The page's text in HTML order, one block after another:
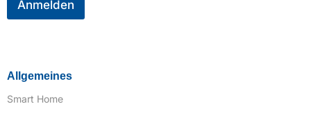
l
Anmelden
Allgemeines
Smart Home